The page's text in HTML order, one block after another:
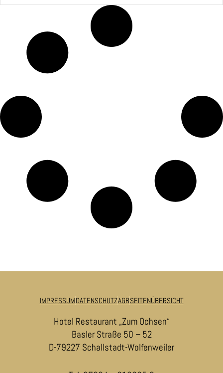
IMPRESSUMDATENSCHUTZAGBSEITENÜBERSICHT
Hotel Restaurant „Zum Ochsen“
Basler Straße 50 – 52
D-79227 Schallstadt-Wolfenweiler